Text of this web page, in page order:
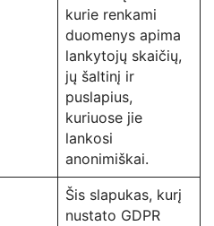
kurie renkami
duomenys apima
lankytojų skaičių,
jų šaltinį ir
puslapius,
kuriuose jie
lankosi
anonimiškai.
Šis slapukas, kurį
nustato GDPR